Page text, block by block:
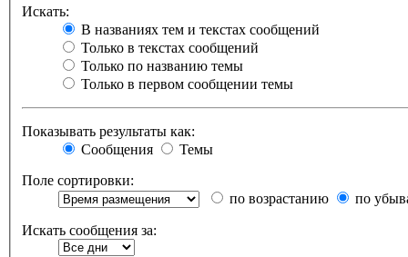
Искать:
В названиях тем и текстах сообщений
Только в текстах сообщений
Только по названию темы
Только в первом сообщении темы
Показывать результаты как:
Сообщения
Темы
Поле сортировки:
по возрастанию
по
Искать сообщения за: